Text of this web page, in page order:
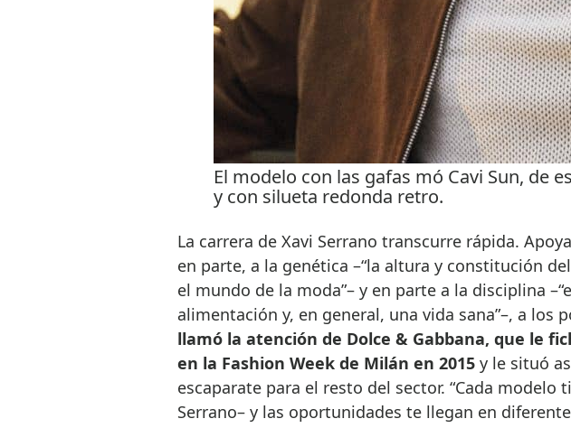
El modelo con las gafas mó Cavi Sun, de
y con silueta redonda retro.
La carrera de Xavi Serrano transcurre rápida.
en parte, a la genética –“la altura y constitución
el mundo de la moda”– y en parte a la disciplina
alimentación y, en general, una vida sana”–, a los
llamó la atención de Dolce & Gabbana, que le
en la Fashion Week de Milán en 2015y le situó
escaparate para el resto del sector. “Cada modelo
Serrano– y las oportunidades te llegan en